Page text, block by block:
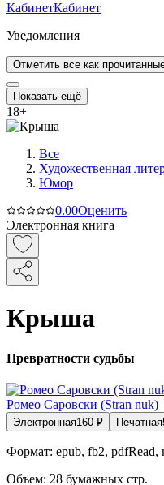
КабинетКабинет
Уведомления
Отметить все как
Показать ещё
18+
Все
Художественная
Юмор
0.00Оценить
Электронная книга
Крыша
Превратности судьбы
Ромео Саровски (Stran nuk)
Электронная160 ₽ Печатная
Формат: epub, fb2, pdfRead,
Объем: 28 бумажных стр.